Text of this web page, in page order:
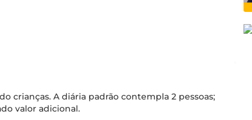
crianças. A diária padrão contempla 2 pessoas;
valor adicional.